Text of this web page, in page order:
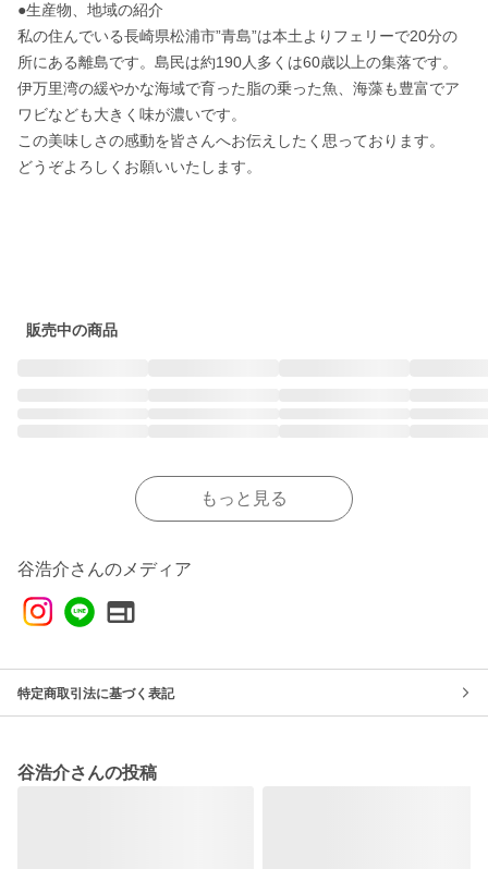
●生産物、地域の紹介
私の住んでいる長崎県松浦市”青島”は本土よりフェリーで20分の
所にある離島です。島民は約190人多くは60歳以上の集落です。
伊万里湾の緩やかな海域で育った脂の乗った魚、海藻も豊富でア
ワビなども大きく味が濃いです。
この美味しさの感動を皆さんへお伝えしたく思っております。
どうぞよろしくお願いいたします。
販売中の商品
もっと見る
谷浩介さんのメディア
特定商取引法に基づく表記
谷浩介さんの投稿